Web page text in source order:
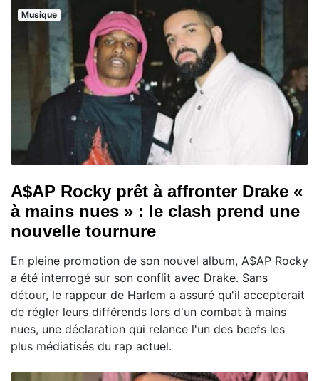
Musique
A$AP Rocky prêt à affronter Drake «
à mains nues » : le clash prend une
nouvelle tournure
En pleine promotion de son nouvel album, A$AP Rocky
a été interrogé sur son conflit avec Drake. Sans
détour, le rappeur de Harlem a assuré qu'il accepterait
de régler leurs différends lors d'un combat à mains
nues, une déclaration qui relance l'un des beefs les
plus médiatisés du rap actuel.